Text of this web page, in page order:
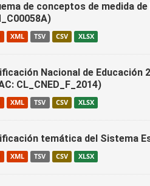
de conceptos de medida
XML TSV CSV XLSX
Nacional de
CL_CNED_F_2014)
XML TSV CSV XLSX
temática del Sistema
XML TSV CSV XLSX